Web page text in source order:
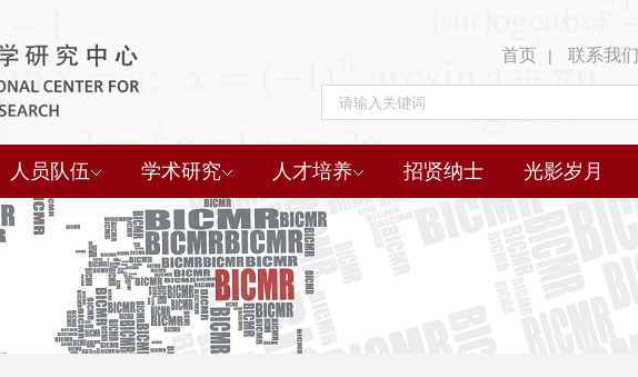
首页 | 联系我们
人员队伍 学术研究 人才培养 招贤纳士 光影岁月